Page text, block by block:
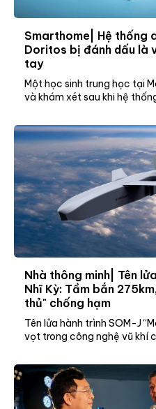
Smarthome| Hệ thống
Doritos bị đánh dấu là
tay
Một học sinh trung học tại
và khám xét sau khi hệ
Nhà thông minh| Tên
Nhĩ Kỳ: Tầm bắn
thủ" chống hạm
Tên lửa hành trình SOM-J
vọt trong công nghệ vũ khí